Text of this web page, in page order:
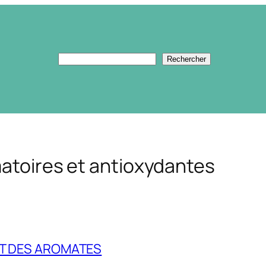
Rechercher Rechercher
et antioxydantes
DES AROMATES